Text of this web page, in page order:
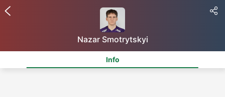
Nazar Smotrytskyi
Info